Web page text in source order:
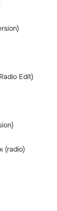
Edit)
(radio)